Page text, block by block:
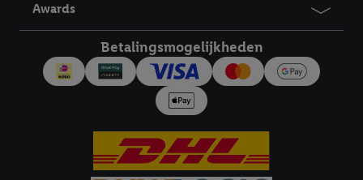
Awards
Betalingsmogelijkheden